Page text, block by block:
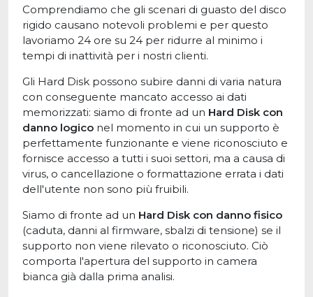
Comprendiamo che gli scenari di guasto del disco
rigido causano notevoli problemi e per questo
lavoriamo 24 ore su 24 per ridurre al minimo i
tempi di inattività per i nostri clienti.
Gli Hard Disk possono subire danni di varia natura
con conseguente mancato accesso ai dati
memorizzati: siamo di fronte ad un Hard Disk con
danno logico nel momento in cui un supporto è
perfettamente funzionante e viene riconosciuto e
fornisce accesso a tutti i suoi settori, ma a causa di
virus, o cancellazione o formattazione errata i dati
dell'utente non sono più fruibili.
Siamo di fronte ad un Hard Disk con danno fisico
(caduta, danni al firmware, sbalzi di tensione) se il
supporto non viene rilevato o riconosciuto. Ciò
comporta l'apertura del supporto in camera
bianca già dalla prima analisi.